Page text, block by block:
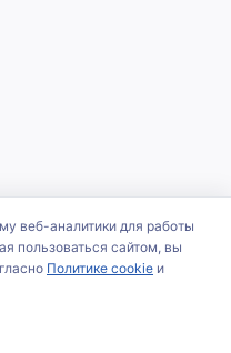
веб-аналитики для работы
пользоваться сайтом, вы
Политике cookie и